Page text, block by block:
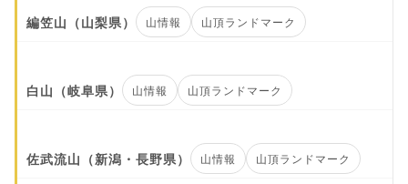
編笠山（山梨県） 山情報 山頂ランドマーク
白山（岐阜県） 山情報 山頂ランドマーク
佐武流山（新潟・長野県） 山情報 山頂ランドマーク